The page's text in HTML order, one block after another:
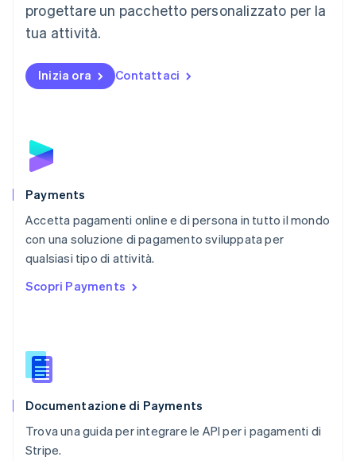
progettare un pacchetto personalizzato per la
tua attività.
Inizia ora Contattaci
Payments
Accetta pagamenti online e di persona in tutto il mondo
con una soluzione di pagamento sviluppata per
qualsiasi tipo di attività.
Scopri Payments
Documentazione di Payments
Trova una guida per integrare le API per i pagamenti di
Stripe.
Messico
EspañolEnglish
English
Nuova Zelanda
Polonia
English
Português
English简体中文
Regno Unito
English
English
English
Slovacchia
Slovenia
Spagna
Español